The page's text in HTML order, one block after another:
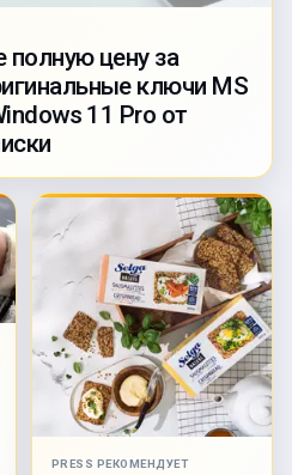
полную цену за
ключи MS
11 Pro от
PRESS РЕКОМЕНДУЕТ